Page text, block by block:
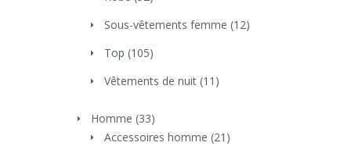
Sous-vêtements femme (12)
Top (105)
Vêtements de nuit (11)
Homme (33)
Accessoires homme (21)